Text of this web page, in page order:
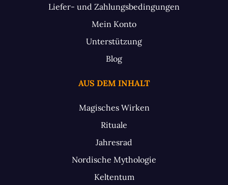
Liefer- und Zahlungsbedingungen
Mein Konto
Unterstützung
Blog
AUS DEM INHALT
Magisches Wirken
Rituale
Jahresrad
Nordische Mythologie
Keltentum